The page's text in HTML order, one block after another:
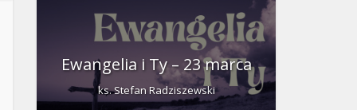
Ewangelia i Ty – 23 marca
ks. Stefan Radziszewski